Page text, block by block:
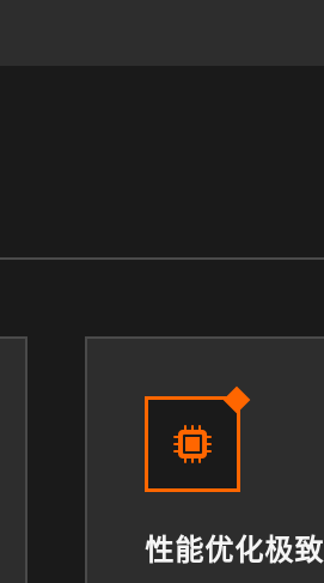
性能优化极致